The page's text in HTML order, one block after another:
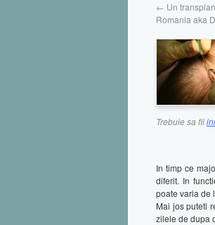
← Un
Romania aka
Trebuie sa fii
In timp ce
diferit. In
poate varia de
Mai jos puteti
zilele de dupa